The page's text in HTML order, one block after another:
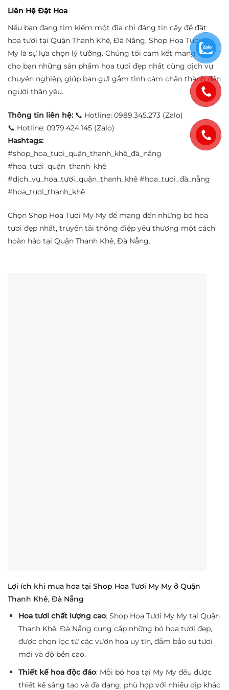
Liên Hệ Đặt Hoa
Nếu bạn đang tìm kiếm một địa chỉ đáng tin cậy để đặt
hoa tươi tại Quận Thanh Khê, Đà Nẵng, Shop Hoa Tươi My
My là sự lựa chọn lý tưởng. Chúng tôi cam kết mang đến
cho bạn những sản phẩm hoa tươi đẹp nhất cùng dịch vụ
chuyên nghiệp, giúp bạn gửi gắm tình cảm chân thành đến
người thân yêu.
Thông tin liên hệ: 📞 Hotline: 0989.345.273 (Zalo)
📞 Hotline: 0979.424.145 (Zalo)
Hashtags:
#shop_hoa_tươi_quận_thanh_khê_đà_nẵng
#hoa_tươi_quận_thanh_khê
#dịch_vụ_hoa_tươi_quận_thanh_khê #hoa_tươi_đà_nẵng
#hoa_tươi_thanh_khê
Chọn Shop Hoa Tươi My My để mang đến những bó hoa
tươi đẹp nhất, truyền tải thông điệp yêu thương một cách
hoàn hảo tại Quận Thanh Khê, Đà Nẵng.
Lợi ích khi mua hoa tại Shop Hoa Tươi My My ở Quận
Thanh Khê, Đà Nẵng
Hoa tươi chất lượng cao: Shop Hoa Tươi My My tại Quận
Thanh Khê, Đà Nẵng cung cấp những bó hoa tươi đẹp,
được chọn lọc từ các vườn hoa uy tín, đảm bảo sự tươi
mới và độ bền cao.
Thiết kế hoa độc đáo: Mỗi bó hoa tại My My đều được
thiết kế sáng tạo và đa dạng, phù hợp với nhiều dịp khác